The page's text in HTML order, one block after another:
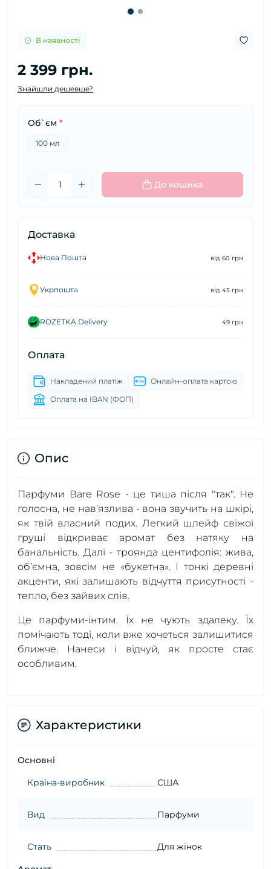
В наявності
2 399 грн.
Знайшли дешевше?
Об`єм *
100 мл
До кошика
Доставка
Нова Пошта від 60 грн
Укрпошта від 45 грн
ROZETKA Delivery 49 грн
Оплата
Накладений платіж
Онлайн-оплата картою
Оплата на IBAN (ФОП)
Опис
Парфуми Bare Rose - це тиша після "так". Не
голосна, не нав’язлива - вона звучить на шкірі,
як твій власний подих. Легкий шлейф свіжої
груші відкриває аромат без натяку на
банальність. Далі - троянда центифолія: жива,
об’ємна, зовсім не «букетна». І тонкі деревні
акценти, які залишають відчуття присутності -
тепло, без зайвих слів.
Це парфуми-інтим. Їх не чують здалеку. Їх
помічають тоді, коли вже хочеться залишитися
ближче. Нанеси і відчуй, як просте стає
особливим.
Характеристики
Основні
Країна-виробник США
Вид Парфуми
Стать Для жінок